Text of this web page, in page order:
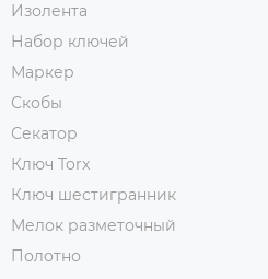
Изолента
Набор ключей
Маркер
Скобы
Секатор
Ключ Torx
Ключ шестигранник
Мелок разметочный
Полотно